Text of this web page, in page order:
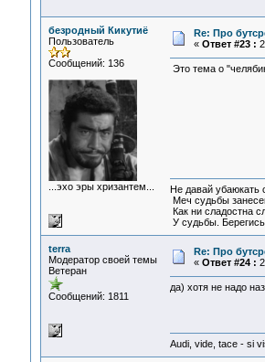
безродный Кикутиё
Пользователь
Сообщений: 136
...эхо эры хризантем...
Re: Про
« Ответ #23 :
Это тема о
Не давай убаюкать
Меч судьбы
Как ни сладостна
У судьбы.
terra
Модератор своей темы
Ветеран
Сообщений: 1811
Re: Про
« Ответ #24 :
да) хотя не надо
Audi, vide, tace - si